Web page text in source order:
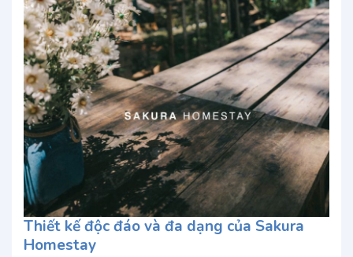
Thiết kế độc đáo và đa dạng của Sakura
Homestay